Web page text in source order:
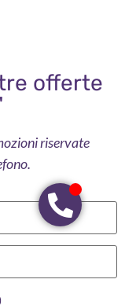
offerte
riservate